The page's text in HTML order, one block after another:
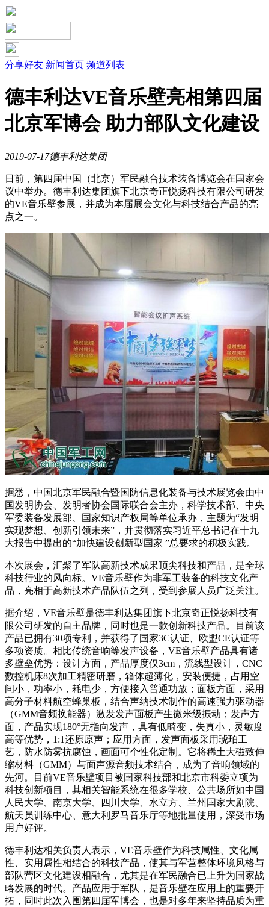
分享好友 新闻首页 频道列表
德丰利达VE音乐壁亮相第四届
北京军博会 助力部队文化建设
2019-07-17德丰利达集团
日前，第四届中国（北京）军民融合技术装备博览会在国家会
议中举办。德丰利达集团旗下北京奇正悦扬科技有限公司研发
的VE音乐壁参展，并成为本届展会文化与科技结合产品的亮
点之一。
据悉，中国北京军民融合暨国防信息化装备与技术展览会由中
国发明协会、发明者协会国际联合会主办，科学技术部、中央
军委装备发展部、国家知识产权局等单位承办，主题为“发明
实现梦想、创新引领未来”，并贯彻落实习近平总书记在十九
大报告中提出的“加快建设创新型国家 ”总要求的积极实践。
本次展会，汇聚了军队高新技术成果顶尖科技和产品，是全球
科技行业的风向标。VE音乐壁作为非军工装备的科技文化产
品，亮相于高新技术产品队伍之列，受到参展人员广泛关注。
据介绍，VE音乐壁是德丰利达集团旗下北京奇正悦扬科技有
限公司研发的自主品牌，同时也是一款创新科技产品。目前该
产品已拥有30项专利，并获得了国家3C认证、欧盟CE认证等
多项资质。相比传统音响等发声设备，VE音乐壁产品具有诸
多壁垒优势：设计方面，产品厚度仅3cm，流线型设计，CNC
数控机床8次加工精密研磨，箱体超薄化，安装便捷，占用空
间小，功率小，耗电少，方便接入普通功放；面板方面，采用
高分子材料航空蜂巢板，结合声纳技术制作的高速强力驱动器
（GMM音频换能器）激发发声面板产生微米级振动；发声方
面，产品实现180°无指向发声，具有低畸变，失真小，灵敏度
高等优势，1:1还原原声；应用方面，发声面板采用琥珀工
艺，防水防雾抗腐蚀，画面可个性化定制。它将稀土大磁致伸
缩材料（GMM）与面声源音频技术结合，成为了音响领域的
先河。目前VE音乐壁项目被国家科技部和北京市科委立项为
科技创新项目，其相关智能系统在很多学校、公共场所如中国
人民大学、南京大学、四川大学、水立方、兰州国家大剧院、
航天员训练中心、意大利罗马音乐厅等地批量使用，深受市场
用户好评。
德丰利达相关负责人表示，VE音乐壁作为科技属性、文化属
性、实用属性相结合的科技产品，使其与军营整体环境风格与
部队营区文化建设相融合，尤其是在军民融合已上升为国家战
略发展的时代。产品应用于军队，是音乐壁在应用上的重要开
拓，同时此次入围第四届军博会，也是对多年来坚持品质为重